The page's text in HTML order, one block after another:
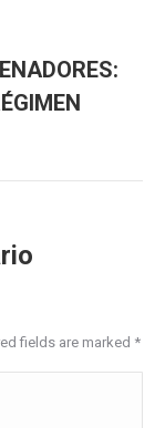
fields are marked *